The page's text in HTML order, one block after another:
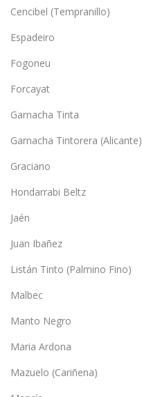
Cencibel (Tempranillo)
Espadeiro
Fogoneu
Forcayat
Garnacha Tinta
Garnacha Tintorera (Alicante)
Graciano
Hondarrabi Beltz
Jaén
Juan Ibañez
Listán Tinto (Palmino Fino)
Malbec
Manto Negro
Maria Ardona
Mazuelo (Cariñena)